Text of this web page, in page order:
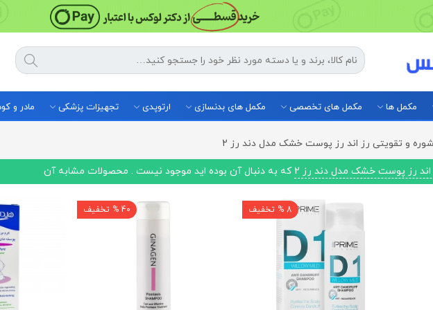
مکمل ها مکمل های تخصصی مکمل های بدنسازی ارتوپدی تجهیزات پزشکی مادر و
و تقویتی رز اند رز پوست خشک مدل دند رز 2
رز پوست خشک مدل دند رز 2 که به دنبال آن بوده اید موجود نیست . محصولات مشابه آن
8 % تخفیف 40 % تخفیف